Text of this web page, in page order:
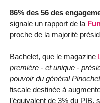
86% des 56 des
signale un rapport de la
proche de la majorité
Bachelet, que le magazine
première - et unique -
pouvoir du général Pinochet
fiscale destinée à
l’équivalent de 3% du PIB,